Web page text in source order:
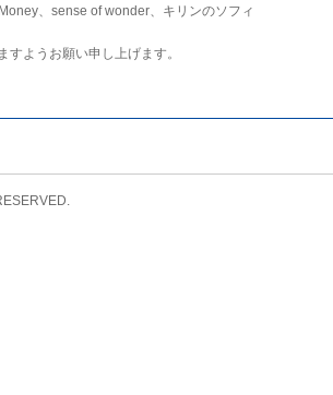
、sense of wonder、キリンのソフィ
ようお願い申し上げます。